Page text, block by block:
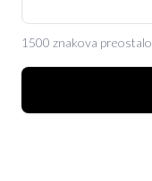
1500 znakova preostalo